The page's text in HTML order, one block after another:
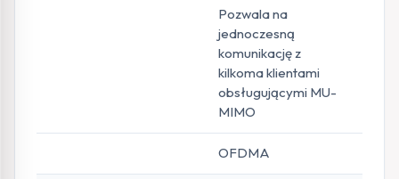
Pozwala na
jednoczesną
komunikację z
kilkoma klientami
obsługującymi MU-
MIMO
OFDMA